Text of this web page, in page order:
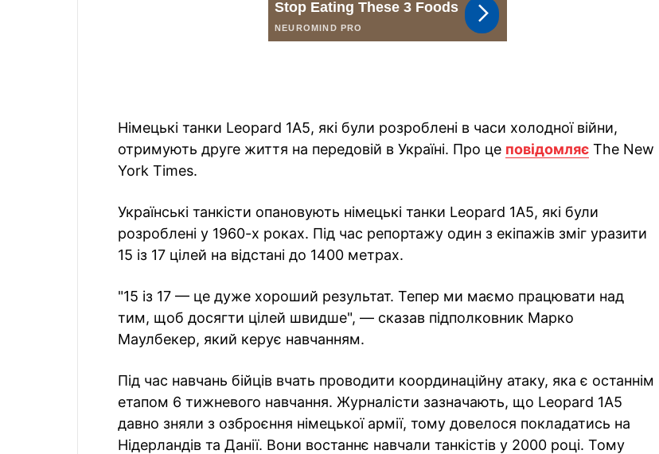
Німецькі танки Leopard 1A5, які були розроблені в часи холодної війни,
отримують друге життя на передовій в Україні. Про це повідомляє The New
York Times.
Українські танкісти опановують німецькі танки Leopard 1A5, які були
розроблені у 1960-х роках. Під час репортажу один з екіпажів зміг уразити
15 із 17 цілей на відстані до 1400 метрах.
"15 із 17 — це дуже хороший результат. Тепер ми маємо працювати над
тим, щоб досягти цілей швидше", — сказав підполковник Марко
Маулбекер, який керує навчанням.
Під час навчань бійців вчать проводити координаційну атаку, яка є останнім
етапом 6 тижневого навчання. Журналісти зазначають, що Leopard 1A5
давно зняли з озброєння німецької армії, тому довелося покладатись на
Нідерландів та Данії. Вони востаннє навчали танкістів у 2000 році. Тому